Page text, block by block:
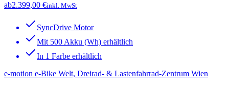
ab2.399,00 €inkl. MwSt
SyncDrive Motor
Mit 500 Akku (Wh) erhältlich
In 1 Farbe erhältlich
e-motion e-Bike Welt, Dreirad- & Lastenfahrrad-Zentrum Wien